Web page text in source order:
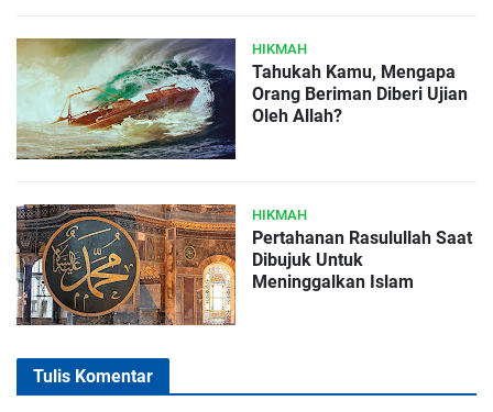
HIKMAH
Tahukah Kamu, Mengapa
Orang Beriman Diberi Ujian
Oleh Allah?
HIKMAH
Pertahanan Rasulullah Saat
Dibujuk Untuk
Meninggalkan Islam
Tulis Komentar